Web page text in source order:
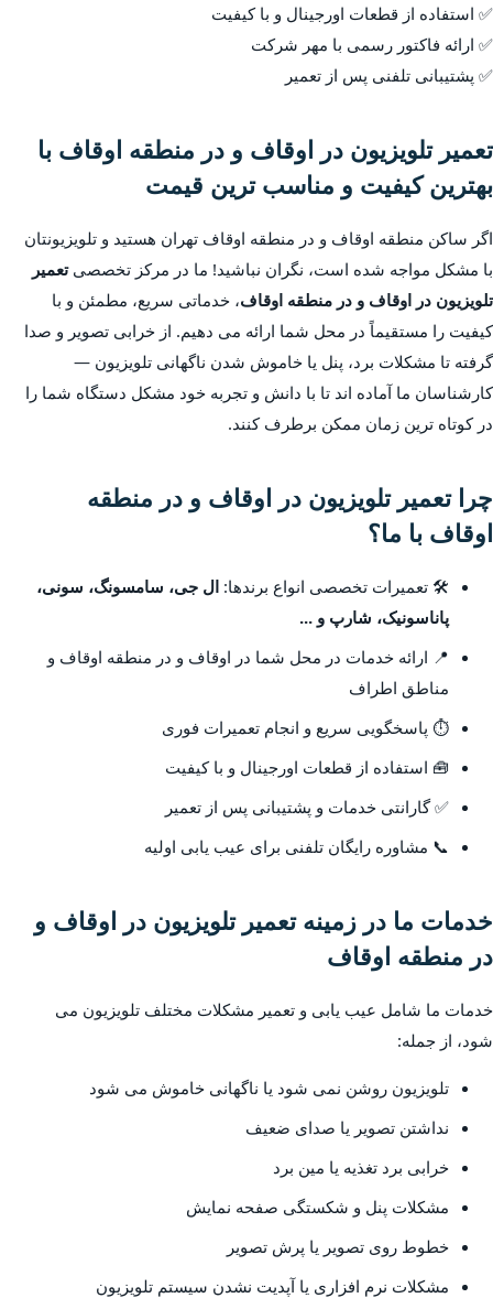
✅ استفاده از قطعات اورجینال و با کیفیت
✅ ارائه فاکتور رسمی با مهر شرکت
✅ پشتیبانی تلفنی پس از تعمیر
تعمیر تلویزیون در اوقاف و در منطقه اوقاف با
بهترین کیفیت و مناسب ترین قیمت
اگر ساکن منطقه اوقاف و در منطقه اوقاف تهران هستید و تلویزیونتان
با مشکل مواجه شده است، نگران نباشید! ما در مرکز تخصصیتعمیر
تلویزیون در اوقاف و در منطقه اوقاف، خدماتی سریع، مطمئن و با
کیفیت را مستقیماً در محل شما ارائه می دهیم. از خرابی تصویر و صدا
گرفته تا مشکلات برد، پنل یا خاموش شدن ناگهانی تلویزیون —
کارشناسان ما آماده اند تا با دانش و تجربه خود مشکل دستگاه شما را
در کوتاه ترین زمان ممکن برطرف کنند.
چرا تعمیر تلویزیون در اوقاف و در منطقه
اوقاف با ما؟
🛠️ تعمیرات تخصصی انواع برندها: ال جی، سامسونگ، سونی،
پاناسونیک، شارپ و ...
📍 ارائه خدمات در محل شما در اوقاف و در منطقه اوقاف و
مناطق اطراف
⏱️ پاسخگویی سریع و انجام تعمیرات فوری
🧰 استفاده از قطعات اورجینال و با کیفیت
✅ گارانتی خدمات و پشتیبانی پس از تعمیر
📞 مشاوره رایگان تلفنی برای عیب یابی اولیه
خدمات ما در زمینه تعمیر تلویزیون در اوقاف و
در منطقه اوقاف
خدمات ما شامل عیب یابی و تعمیر مشکلات مختلف تلویزیون می
شود، از جمله:
تلویزیون روشن نمی شود یا ناگهانی خاموش می شود
نداشتن تصویر یا صدای ضعیف
خرابی برد تغذیه یا مین برد
مشکلات پنل و شکستگی صفحه نمایش
خطوط روی تصویر یا پرش تصویر
مشکلات نرم افزاری یا آپدیت نشدن سیستم تلویزیون